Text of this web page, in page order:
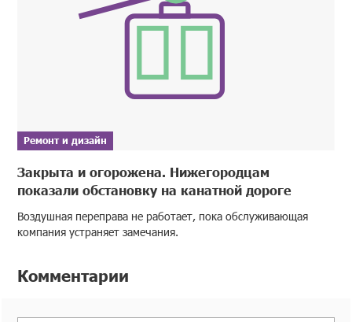
Ремонт и дизайн
Закрыта и огорожена. Нижегородцам
показали обстановку на канатной дороге
Воздушная переправа не работает, пока обслуживающая
компания устраняет замечания.
Комментарии